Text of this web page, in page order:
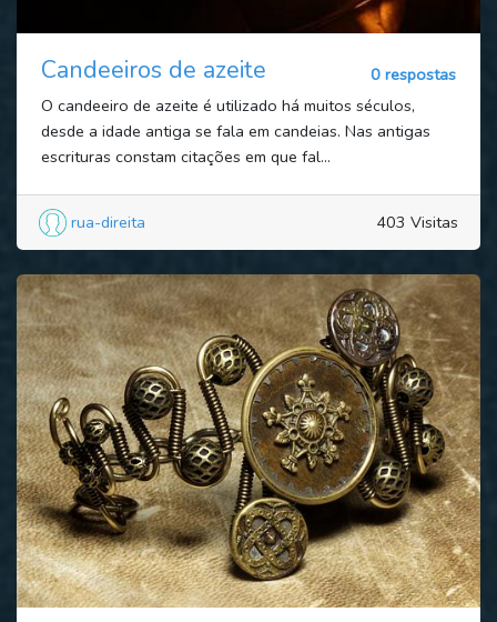
Candeeiros de azeite
0 respostas
O candeeiro de azeite é utilizado há muitos séculos,
desde a idade antiga se fala em candeias. Nas antigas
escrituras constam citações em que fal...
rua-direita 403 Visitas